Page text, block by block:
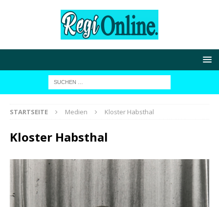
STARTSEITE Medien Kloster Habsthal
Kloster Habsthal